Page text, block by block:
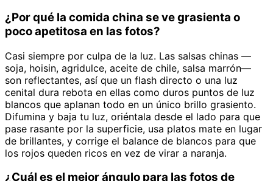
¿Por qué la comida china se ve grasienta o
poco apetitosa en las fotos?
Casi siempre por culpa de la luz. Las salsas chinas —
soja, hoisin, agridulce, aceite de chile, salsa marrón—
son reflectantes, así que un flash directo o una luz
cenital dura rebota en ellas como duros puntos de luz
blancos que aplanan todo en un único brillo grasiento.
Difumina y baja tu luz, oriéntala desde el lado para que
pase rasante por la superficie, usa platos mate en lugar
de brillantes, y corrige el balance de blancos para que
los rojos queden ricos en vez de virar a naranja.
¿Cuál es el mejor ángulo para las fotos de